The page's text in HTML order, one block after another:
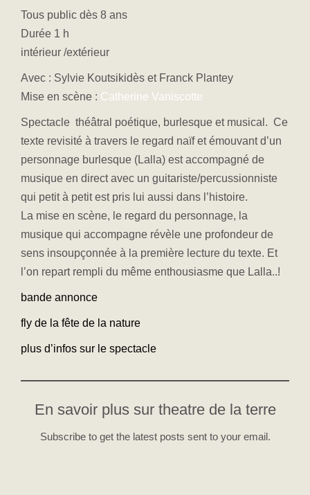
Tous public dès 8 ans
Durée 1 h
intérieur /extérieur
Avec : Sylvie Koutsikidès et Franck Plantey
Mise en scène : Catherine Vaniscotte
Spectacle théâtral poétique, burlesque et musical. Ce
texte revisité à travers le regard naïf et émouvant d’un
personnage burlesque (Lalla) est accompagné de
musique en direct avec un guitariste/percussionniste
qui petit à petit est pris lui aussi dans l’histoire.
La mise en scène, le regard du personnage, la
musique qui accompagne révèle une profondeur de
sens insoupçonnée à la première lecture du texte. Et
l’on repart rempli du même enthousiasme que Lalla..!
bande annonce
fly de la fête de la nature
plus d’infos sur le spectacle
En savoir plus sur theatre de la terre
Subscribe to get the latest posts sent to your email.